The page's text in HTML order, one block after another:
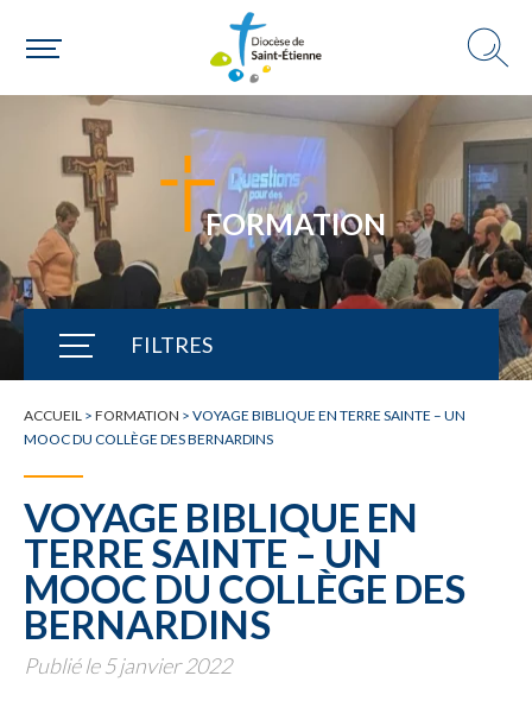
FORMATION
FILTRES
TOUTE L'ACTUALITÉ
ACCUEIL > FORMATION > VOYAGE BIBLIQUE EN TERRE SAINTE – UN
MOOC DU COLLÈGE DES BERNARDINS
VOYAGE BIBLIQUE EN
TERRE SAINTE – UN
MOOC DU COLLÈGE DES
BERNARDINS
Publié le 5 janvier 2022